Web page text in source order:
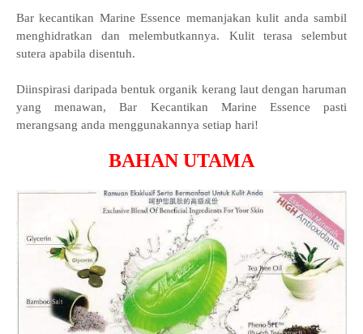
Bar kecantikan Marine Essence memanjakan kulit anda sambil
menghidratkan dan melembutkannya. Kulit terasa selembut
sutera apabila disentuh.
Diinspirasi daripada bentuk organik kerang laut dengan haruman
yang menawan, Bar Kecantikan Marine Essence pasti
merangsang anda menggunakannya setiap hari!
BAHAN UTAMA